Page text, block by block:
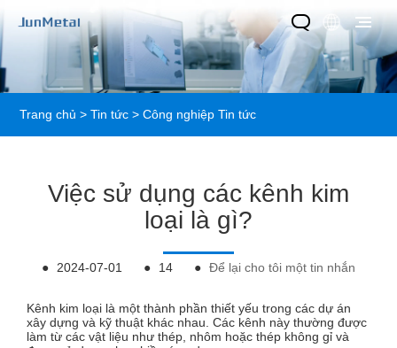
Trang chủ > Tin tức >Công nghiệp Tin tức
Việc sử dụng các kênh kim
loại là gì?
● 2024-07-01 ● 14 ● Để lại cho tôi một tin nhắn
Kênh kim loại là một thành phần thiết yếu trong các dự án
xây dựng và kỹ thuật khác nhau. Các kênh này thường được
làm từ các vật liệu như thép, nhôm hoặc thép không gỉ và